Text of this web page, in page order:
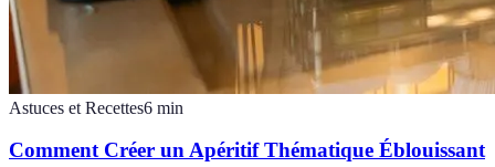
Astuces et Recettes6 min
Comment Créer un Apéritif Thématique Éblouissant